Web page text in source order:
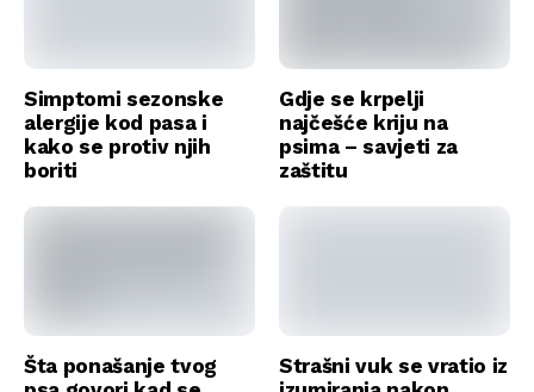
Simptomi sezonske
alergije kod pasa i
kako se protiv njih
boriti
Gdje se krpelji
najčešće kriju na
psima – savjeti za
zaštitu
Šta ponašanje tvog
Strašni vuk se vratio iz